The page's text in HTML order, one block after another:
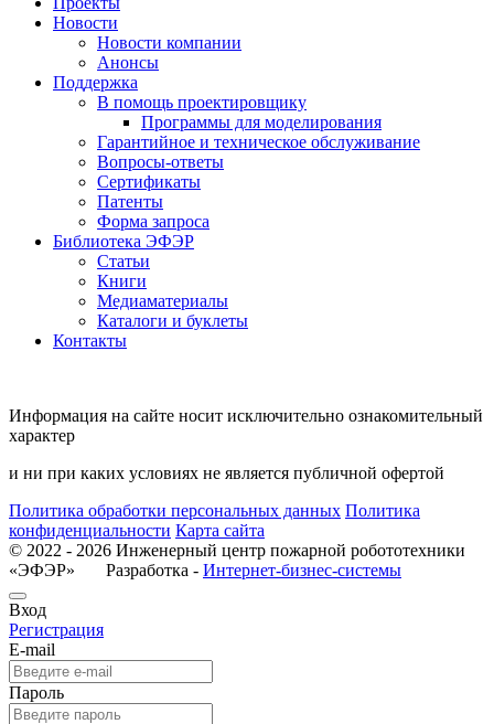
Новости
Новости компании
Анонсы
Поддержка
В помощь проектировщику
Программы для моделирования
Гарантийное и техническое обслуживание
Вопросы-ответы
Сертификаты
Патенты
Форма запроса
Библиотека ЭФЭР
Статьи
Книги
Медиаматериалы
Каталоги и буклеты
Контакты
Информация на сайте носит исключительно ознакомительный
характер
и ни при каких условиях не является публичной офертой
Политика обработки персональных данных Политика
конфиденциальности Карта сайта
© 2022 - 2026 Инженерный центр пожарной робототехники
«ЭФЭР» Разработка - Интернет-бизнес-системы
Вход
Регистрация
E-mail
Пароль